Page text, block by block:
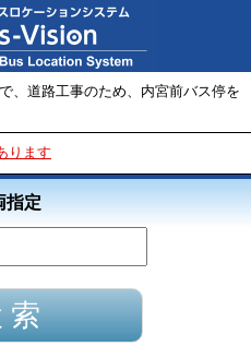
、道路工事のため、内宮前バス停を
ります
指定